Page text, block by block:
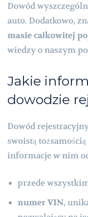
Dowód
auto. Dodatkowo,
masie całkowitej
wiedzy o naszym
Jakie
dowodzie
Dowód
swoistą
informacje w nim
przede
numer VIN,